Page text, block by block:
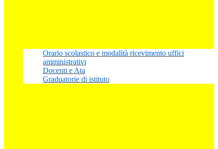
Orario scolastico e modalità ricevimento uffici
amministrativi
Docenti e Ata
Graduatorie di istituto